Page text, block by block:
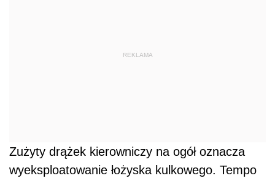
REKLAMA
Zużyty drążek kierowniczy na ogół oznacza
wyeksploatowanie łożyska kulkowego. Tempo